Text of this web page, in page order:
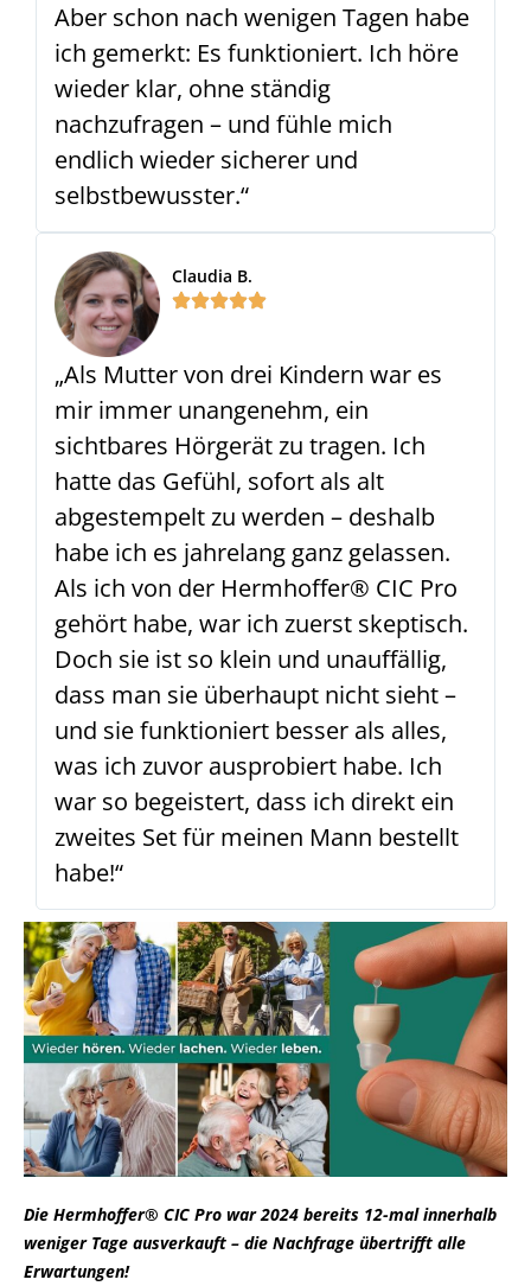
Aber schon nach wenigen Tagen habe
ich gemerkt: Es funktioniert. Ich höre
wieder klar, ohne ständig
nachzufragen – und fühle mich
endlich wieder sicherer und
selbstbewusster.“
Claudia B.
„Als Mutter von drei Kindern war es
mir immer unangenehm, ein
sichtbares Hörgerät zu tragen. Ich
hatte das Gefühl, sofort als alt
abgestempelt zu werden – deshalb
habe ich es jahrelang ganz gelassen.
Als ich von der Hermhoffer® CIC Pro
gehört habe, war ich zuerst skeptisch.
Doch sie ist so klein und unauffällig,
dass man sie überhaupt nicht sieht –
und sie funktioniert besser als alles,
was ich zuvor ausprobiert habe. Ich
war so begeistert, dass ich direkt ein
zweites Set für meinen Mann bestellt
habe!“
Die Hermhoffer® CIC Pro war 2024 bereits 12-mal innerhalb
weniger Tage ausverkauft – die Nachfrage übertrifft alle
Erwartungen!